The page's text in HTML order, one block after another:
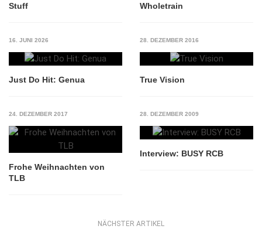
Stuff
Wholetrain
16. JUNI 2026
Just Do Hit: Genua
28. DEZEMBER 2016
True Vision
24. DEZEMBER 2017
Frohe Weihnachten von
TLB
28. DEZEMBER 2009
Interview: BUSY RCB
NÄCHSTER ARTIKEL